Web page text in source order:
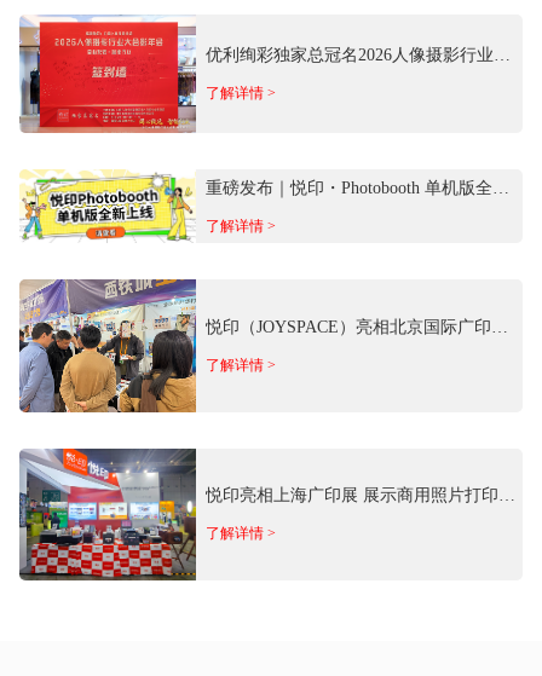
优利绚彩独家总冠名2026人像摄影行业大
合影年会 以专业影像科技赋能行业发展
了解详情 >
重磅发布｜悦印・Photobooth 单机版全新
了解详情 >
悦印（JOYSPACE）亮相北京国际广印展
携商用照片影像场景方案参展
了解详情 >
悦印亮相上海广印展 展示商用照片打印全
矩阵产品
了解详情 >